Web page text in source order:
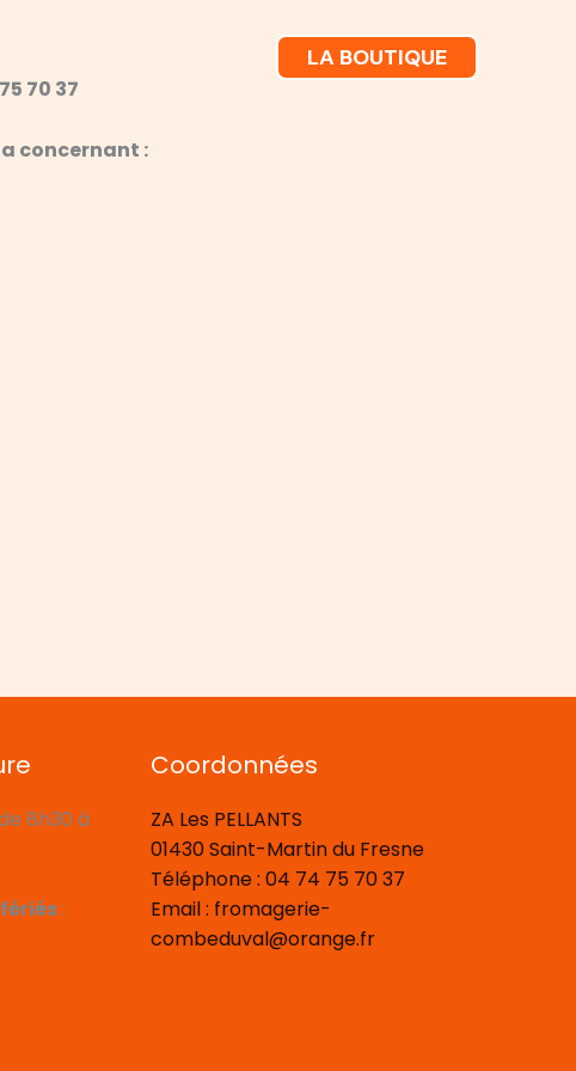
LA BOUTIQUE
70 37
concernant :
8h30 à
:
Coordonnées
ZA Les PELLANTS
01430 Saint-Martin du Fresne
Téléphone : 04 74 75 70 37
Email : fromagerie-
combeduval@orange.fr